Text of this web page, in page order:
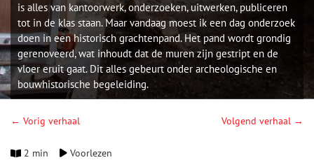
is alles van kantoorwerk, onderzoeken, uitwerken, publiceren
tot in de klas staan. Maar vandaag moest ik een dag onderzoek
doen in een historisch grachtenpand. Het pand wordt grondig
gerenoveerd, wat inhoudt dat de muren zijn gestript en de
vloer eruit gaat. Dit alles gebeurt onder archeologische en
bouwhistorische begeleiding.
← Vorig verhaal Volgend verhaal →
2 min Voorlezen